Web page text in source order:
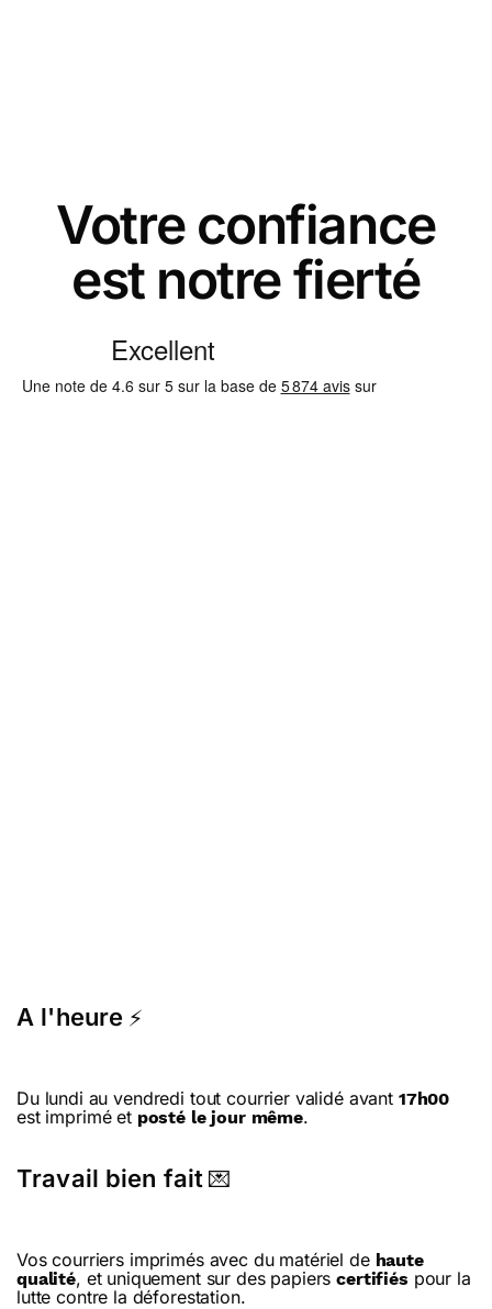
Votre confiance
est notre fierté
A l'heure ⚡
Du lundi au vendredi tout courrier validé avant 17h00
est imprimé et posté le jour même.
Travail bien fait 💌
Vos courriers imprimés avec du matériel de haute
qualité, et uniquement sur des papierscertifiés pour la
lutte contre la déforestation.